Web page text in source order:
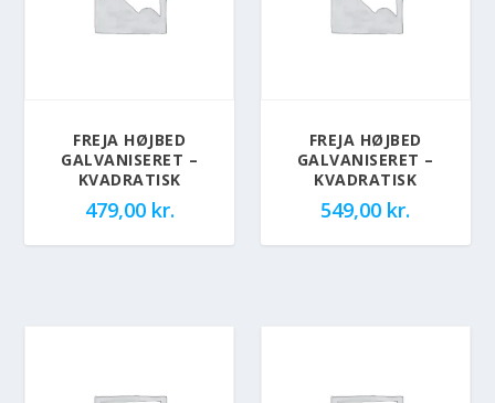
FREJA HØJBED
GALVANISERET –
KVADRATISK
479,00 kr.
FREJA HØJBED
GALVANISERET –
KVADRATISK
549,00 kr.